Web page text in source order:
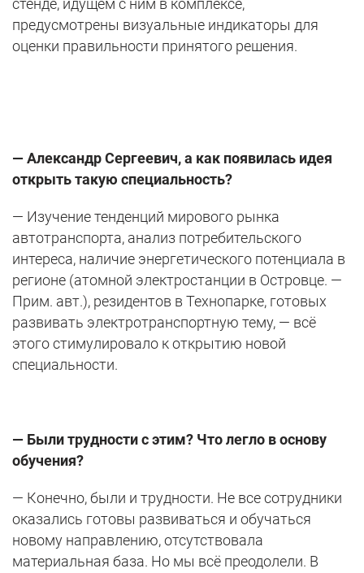
стенде, идущем с ним в комплексе,
предусмотрены визуальные индикаторы для
оценки правильности принятого решения.
— Александр Сергеевич, а как появилась идея
открыть такую специальность?
— Изучение тенденций мирового рынка
автотранспорта, анализ потребительского
интереса, наличие энергетического потенциала в
регионе (атомной электростанции в Островце. —
Прим. авт.), резидентов в Технопарке, готовых
развивать электротранспортную тему, — всё
этого стимулировало к открытию новой
специальности.
— Были трудности с этим? Что легло в основу
обучения?
— Конечно, были и трудности. Не все сотрудники
оказались готовы развиваться и обучаться
новому направлению, отсутствовала
материальная база. Но мы всё преодолели. В